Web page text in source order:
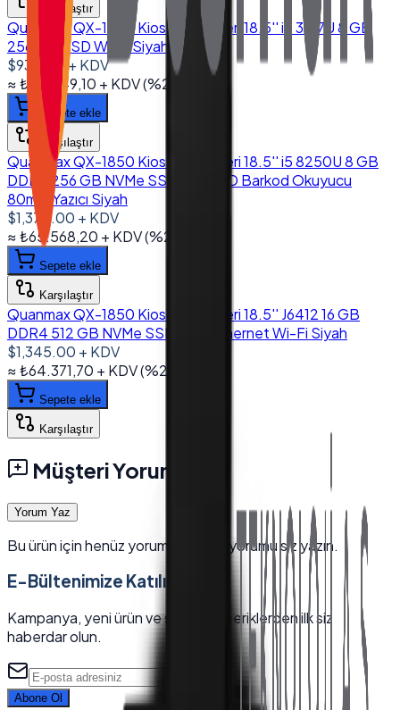
Karşılaştır
Quanmax QX-1850 Kiosk Sistemleri 18.5'' i5 3317U 8 GB
256 GB SSD Wi-Fi Siyah
$935.00 + KDV
≈₺44.749,10 + KDV(%20
Sepete ekle
Karşılaştır
Quanmax QX-1850 Kiosk Sistemleri 18.5'' i5 8250U 8 GB
DDR4 256 GB NVMe SSD Wi-Fi 2D Barkod Okuyucu
80mm Yazıcı Siyah
$1,370.00 + KDV
≈₺65.568,20 + KDV(%20
Sepete ekle
Karşılaştır
Quanmax QX-1850 Kiosk Sistemleri 18.5'' J6412 16 GB
DDR4 512 GB NVMe SSD Dual Ethernet Wi-Fi Siyah
$1,345.00 + KDV
≈₺64.371,70 + KDV(%20
Sepete ekle
Karşılaştır
Müşteri Yorumları
Yorum Yaz
Bu ürün için henüz yorum yok — ilk yorumu siz yazın.
E-Bültenimize Katılın
Kampanya, yeni ürün ve sektörel içeriklerden ilk siz
haberdar olun.
Abone Ol